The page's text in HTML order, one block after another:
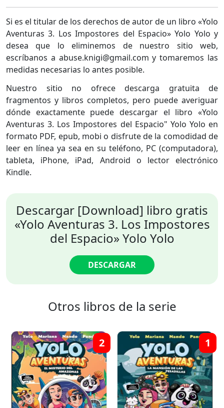
Si es el titular de los derechos de autor de un libro «Yolo
Aventuras 3. Los Impostores del Espacio» Yolo Yolo y
desea que lo eliminemos de nuestro sitio web,
escríbanos a abuse.knigi@gmail.com y tomaremos las
medidas necesarias lo antes posible.
Nuestro sitio no ofrece descarga gratuita de
fragmentos y libros completos, pero puede averiguar
dónde exactamente puede descargar el libro «Yolo
Aventuras 3. Los Impostores del Espacio" Yolo Yolo en
formato PDF, epub, mobi o disfrute de la comodidad de
leer en línea ya sea en su teléfono, PC (computadora),
tableta, iPhone, iPad, Android o lector electrónico
Kindle.
Descargar [Download] libro gratis
«Yolo Aventuras 3. Los Impostores
del Espacio» Yolo Yolo
DESCARGAR
Otros libros de la serie
2 1